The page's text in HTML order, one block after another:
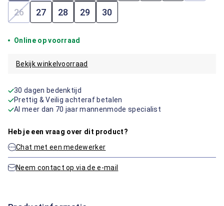
26(Deze optie is momenteel niet beschikbaar.)
27 28 29 30
Online op voorraad
Bekijk winkelvoorraad
30 dagen bedenktijd
Prettig & Veilig achteraf betalen
Al meer dan 70 jaar mannenmode specialist
Heb je een vraag over dit product?
Chat met een medewerker
Neem contact op via de e-mail